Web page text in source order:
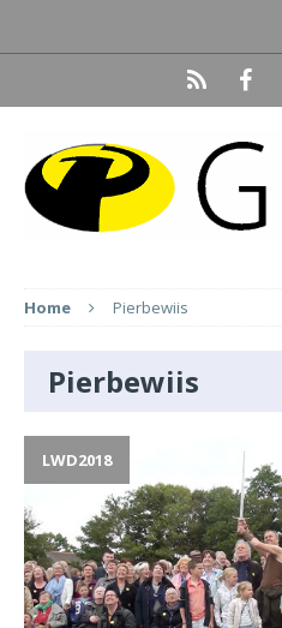
Home Pierbewiis
Pierbewiis
LWD2018